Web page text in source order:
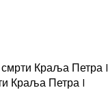
Краља Петра I
Краља Петра I